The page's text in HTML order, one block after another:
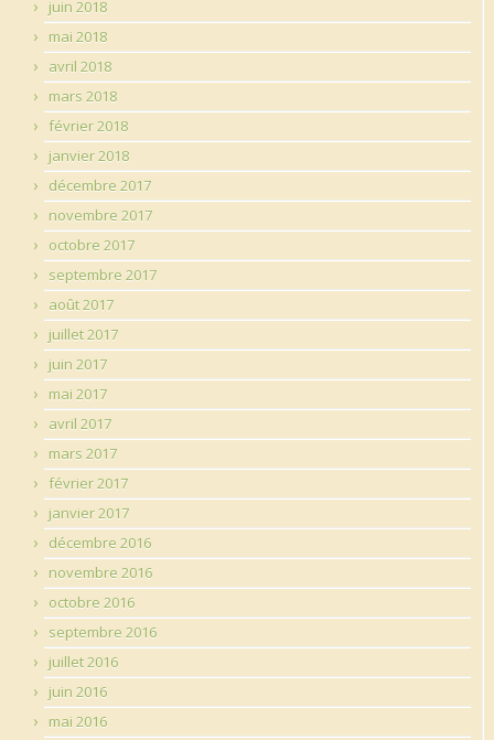
juin 2018
mai 2018
avril 2018
mars 2018
février 2018
janvier 2018
décembre 2017
novembre 2017
octobre 2017
septembre 2017
août 2017
juillet 2017
juin 2017
mai 2017
avril 2017
mars 2017
février 2017
janvier 2017
décembre 2016
novembre 2016
octobre 2016
septembre 2016
juillet 2016
juin 2016
mai 2016